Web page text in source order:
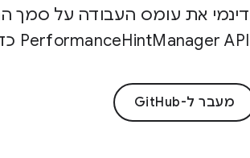
PerformanceHintManager API כדי לשלוט בביצועי ה-thread של העיבוד.
מעבר ל-GitHub